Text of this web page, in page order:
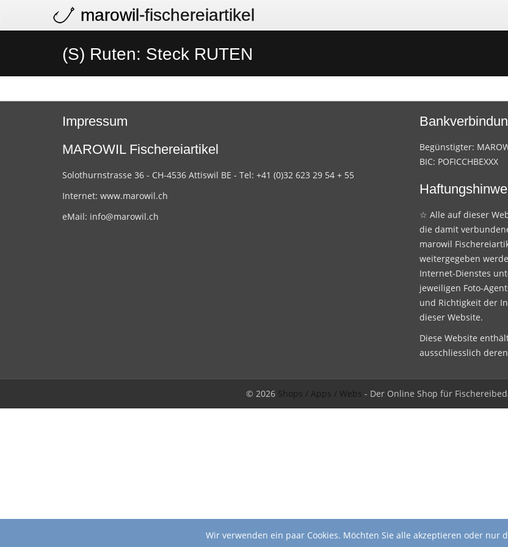
marowil-fischereiartikel
(S) Ruten: Steck RUTEN
Impressum
MAROWIL Fischereiartikel
Solothurnstrasse 36 - CH-4536 Attiswil BE - Tel: +41 (0)32 623 29 54 + 55
Internet: www.marowil.ch
eMail: info@marowil.ch
Begünstigter:
BIC: POFICCHBEXXX
☆ Alle auf dieser
die damit
marowil
weitergegeben
Internet-Dienstes
jeweiligen Foto-
und Richtigkeit der
dieser Website.
Diese Website
ausschliesslich
© 2026 Shops / Apps / Webs - Der Online Shop für
Wir verwenden ein paar Cookies. Möchten Sie alle akzeptieren oder nur